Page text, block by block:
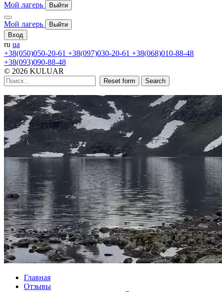
Мой лагерь
Выйти
Мой лагерь
Выйти
Вход
ru ua
+38(050)050-20-61 +38(097)030-20-61 +38(068)010-88-48
+38(093)090-88-48
© 2026 KULUAR
Reset form Search
Главная
Отзывы